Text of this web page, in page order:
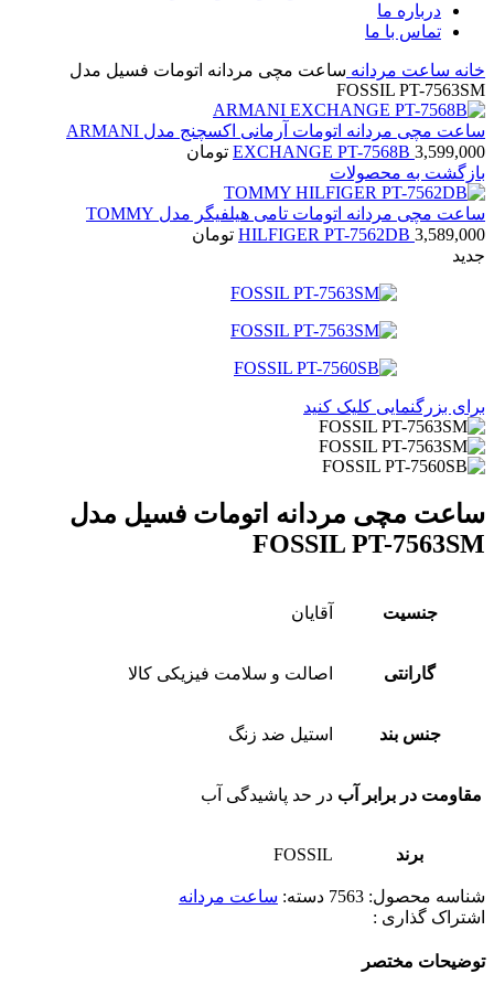
درباره ما
تماس با ما
خانه ساعت مردانه ساعت مچی مردانه اتومات فسیل مدل
FOSSIL PT-7563SM
ساعت مچی مردانه اتومات آرمانی اکسچنج مدل ARMANI
EXCHANGE PT-7568B 3,599,000
تومان
بازگشت به محصولات
ساعت مچی مردانه اتومات تامی هیلفیگر مدل TOMMY
HILFIGER PT-7562DB 3,589,000
تومان
جدید
برای بزرگنمایی کلیک کنید
ساعت مچی مردانه اتومات فسیل مدل
FOSSIL PT-7563SM
جنسیت آقایان
گارانتی اصالت و سلامت فیزیکی کالا
جنس بند استیل ضد زنگ
مقاومت در برابر آب در حد پاشیدگی آب
برند FOSSIL
شناسه محصول: 7563 دسته: ساعت مردانه
اشتراک گذاری :
توضیحات مختصر